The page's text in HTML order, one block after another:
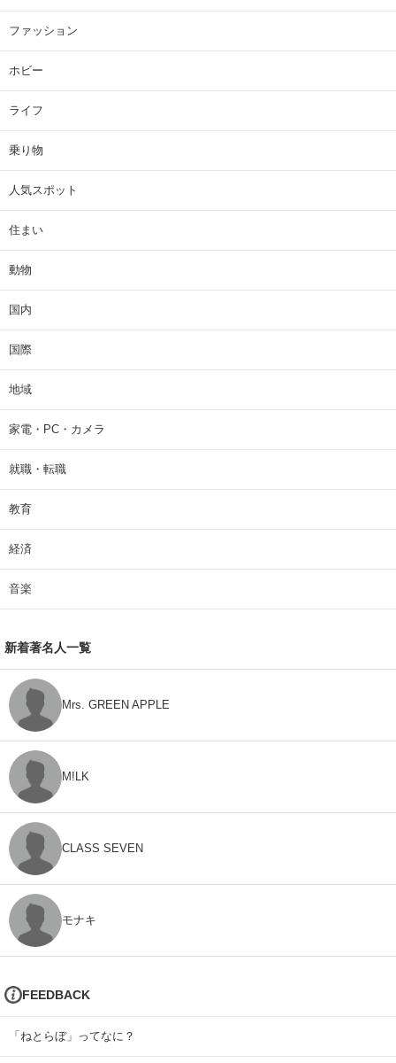
ファッション
ホビー
ライフ
乗り物
人気スポット
住まい
動物
国内
国際
地域
家電・PC・カメラ
就職・転職
教育
経済
音楽
新着著名人一覧
Mrs. GREEN APPLE
M!LK
CLASS SEVEN
モナキ
FEEDBACK
「ねとらぼ」ってなに？